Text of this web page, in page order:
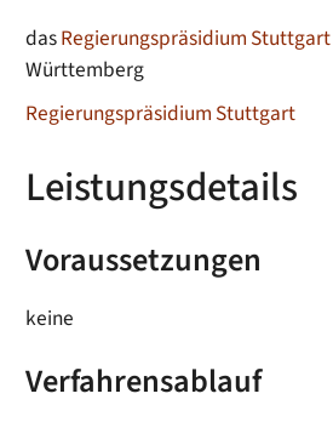
dasRegierungspräsidium Stuttgart
Württemberg
Regierungspräsidium Stuttgart
Leistungsdetails
Voraussetzungen
keine
Verfahrensablauf